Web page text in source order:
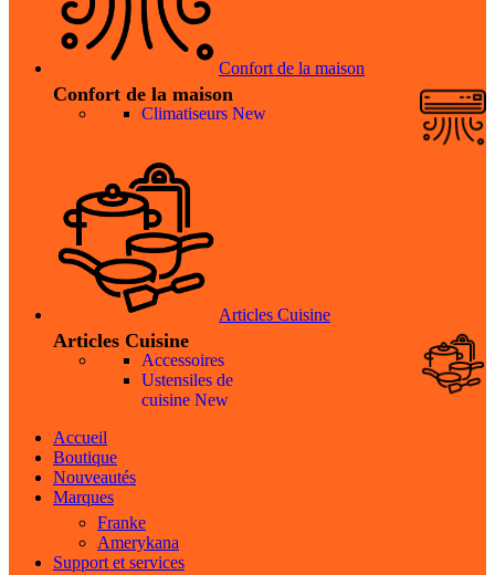
Confort de la maison
Confort de la maison
Climatiseurs New
Articles Cuisine
Articles Cuisine
Accessoires
Ustensiles de
cuisine New
Accueil
Boutique
Nouveautés
Marques
Franke
Amerykana
Support et services